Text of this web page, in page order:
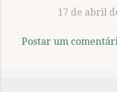
r
17 de abril
Postar um